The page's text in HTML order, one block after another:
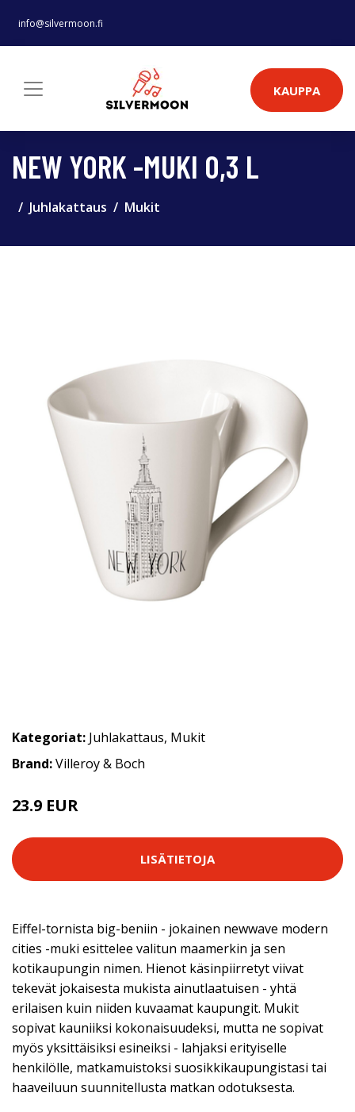
info@silvermoon.fi
KAUPPA
NEW YORK -MUKI 0,3 L
Juhlakattaus Mukit
Kategoriat: Juhlakattaus, Mukit
Brand:Villeroy & Boch
23.9 EUR
LISÄTIETOJA
Eiffel-tornista big-beniin - jokainen newwave modern
cities -muki esittelee valitun maamerkin ja sen
kotikaupungin nimen. Hienot käsinpiirretyt viivat
tekevät jokaisesta mukista ainutlaatuisen - yhtä
erilaisen kuin niiden kuvaamat kaupungit. Mukit
sopivat kauniiksi kokonaisuudeksi, mutta ne sopivat
myös yksittäisiksi esineiksi - lahjaksi erityiselle
henkilölle, matkamuistoksi suosikkikaupungistasi tai
haaveiluun suunnitellusta matkan odotuksesta.